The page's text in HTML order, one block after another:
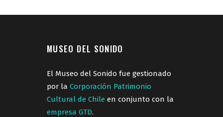
MUSEO DEL SONIDO
El Museo del Sonido fue gestionado
por la Corporación Patrimonio
Cultural de Chile en conjunto con la
empresa GTD.